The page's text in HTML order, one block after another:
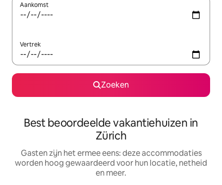
Aankomst
Vertrek
Zoeken
Best beoordeelde vakantiehuizen in
Zürich
Gasten zijn het ermee eens: deze accommodaties
worden hoog gewaardeerd voor hun locatie, netheid
en meer.